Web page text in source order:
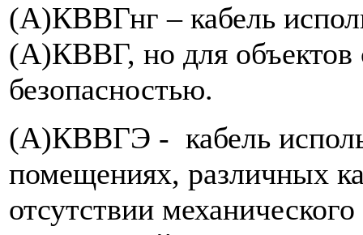
(А)КВВГнг – кабель
(А)КВВГ, но для
безопасностью.
(А)КВВГЭ - кабель
помещениях, различных
отсутствии